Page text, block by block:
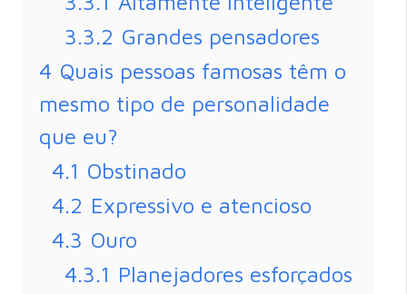
3.3.2 Grandes pensadores
4 Quais pessoas famosas têm o
mesmo tipo de personalidade
que eu?
4.1 Obstinado
4.2 Expressivo e atencioso
4.3 Ouro
4.3.1 Planejadores esforçados